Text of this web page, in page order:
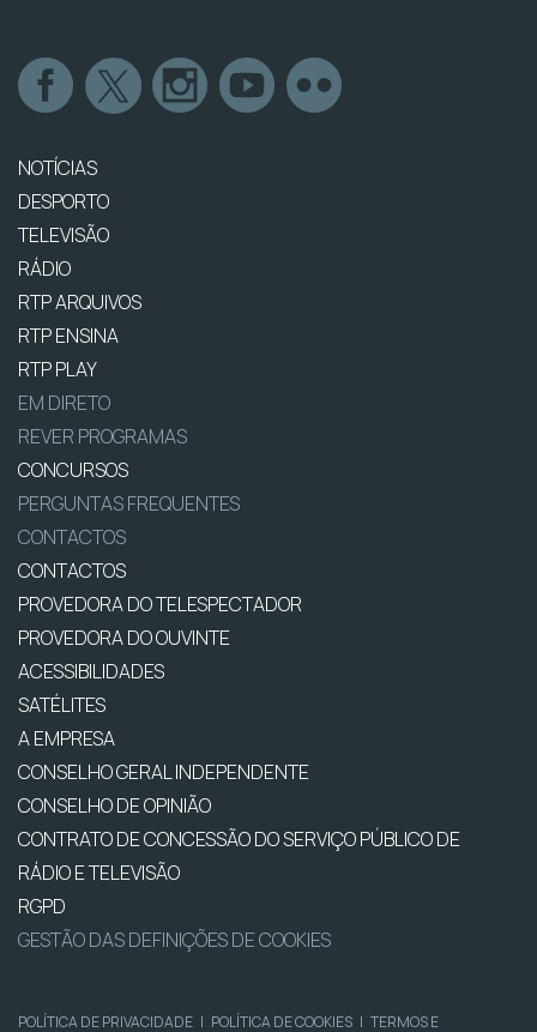
NOTÍCIAS
DESPORTO
TELEVISÃO
RÁDIO
RTP ARQUIVOS
RTP ENSINA
RTP PLAY
EM DIRETO
REVER PROGRAMAS
CONCURSOS
PERGUNTAS FREQUENTES
CONTACTOS
CONTACTOS
PROVEDORA DO TELESPECTADOR
PROVEDORA DO OUVINTE
ACESSIBILIDADES
SATÉLITES
A EMPRESA
CONSELHO GERAL INDEPENDENTE
CONSELHO DE OPINIÃO
CONTRATO DE CONCESSÃO DO SERVIÇO PÚBLICO DE
RÁDIO E TELEVISÃO
RGPD
GESTÃO DAS DEFINIÇÕES DE COOKIES
POLÍTICA DE PRIVACIDADE | POLÍTICA DE COOKIES | TERMOS E